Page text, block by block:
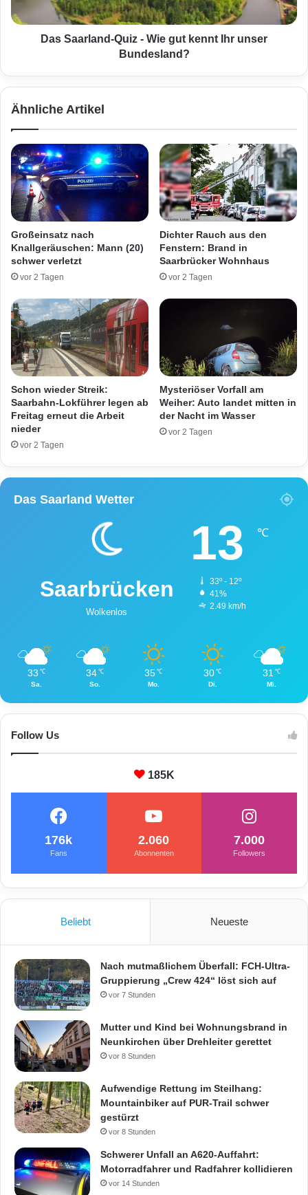
s
a
h
r
a
b
-
n
t
r
t
ü
t
z
u
n
g
g
e
s
a
i
W
i
e
g
u
k
I
h
r
u
n
s
e
r
B
u
Das Saarland-Quiz - Wie gut kennt Ihr unser
Bundesland?
Ähnliche Artikel
Großeinsatz nach
Knallgeräuschen: Mann (20)
schwer verletzt
vor 2 Tagen
Dichter Rauch aus den
Fenstern: Brand in
Saarbrücker Wohnhaus
vor 2 Tagen
Schon wieder Streik:
Saarbahn-Lokführer legen ab
Freitag erneut die Arbeit
nieder
vor 2 Tagen
Mysteriöser Vorfall am
Weiher: Auto landet mitten in
der Nacht im Wasser
vor 2 Tagen
Das Saarland Wetter
Saarbrücken
Wolkenlos
13 ℃
33º - 12º
41%
2.49 km/h
33 ℃
Sa.
34 ℃
So.
35 ℃
Mo.
30 ℃
Di.
31 ℃
Mi.
Follow Us
185K
176k
Fans
2.060
Abonnenten
7.000
Followers
Beliebt Neueste
Nach mutmaßlichem Überfall: FCH-Ultra-
Gruppierung „Crew 424“ löst sich auf
vor 7 Stunden
Mutter und Kind bei Wohnungsbrand in
Neunkirchen über Drehleiter gerettet
vor 8 Stunden
Aufwendige Rettung im Steilhang:
Mountainbiker auf PUR-Trail schwer
gestürzt
vor 8 Stunden
Schwerer Unfall an A620-Auffahrt:
Motorradfahrer und Radfahrer kollidieren
vor 14 Stunden